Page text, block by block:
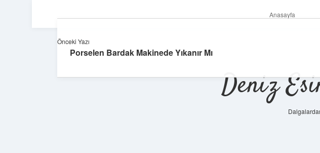
Anasayfa
Deniz
Önceki Yazı
Porselen Bardak Makinede Yıkanır Mı